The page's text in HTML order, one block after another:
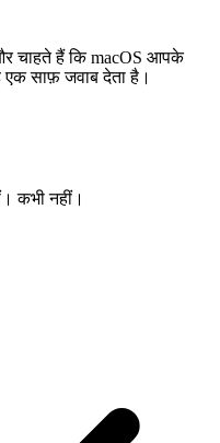
चाहते हैं कि macOS आपके
एक साफ़ जवाब देता है।
कभी नहीं।